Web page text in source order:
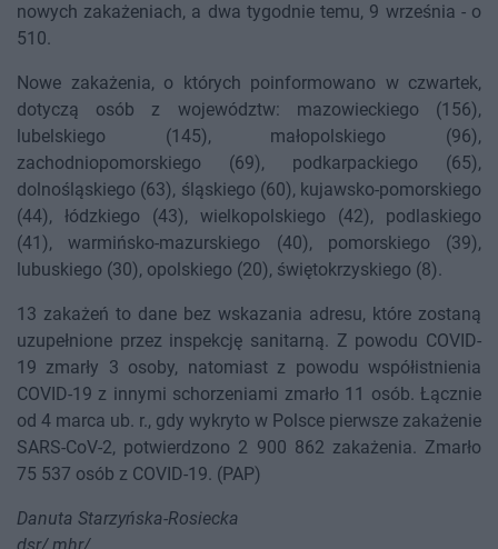
nowych zakażeniach, a dwa tygodnie temu, 9 września - o
510.
Nowe zakażenia, o których poinformowano w czwartek,
dotyczą osób z województw: mazowieckiego (156),
lubelskiego (145), małopolskiego (96),
zachodniopomorskiego (69), podkarpackiego (65),
dolnośląskiego (63), śląskiego (60), kujawsko-pomorskiego
(44), łódzkiego (43), wielkopolskiego (42), podlaskiego
(41), warmińsko-mazurskiego (40), pomorskiego (39),
lubuskiego (30), opolskiego (20), świętokrzyskiego (8).
13 zakażeń to dane bez wskazania adresu, które zostaną
uzupełnione przez inspekcję sanitarną. Z powodu COVID-
19 zmarły 3 osoby, natomiast z powodu współistnienia
COVID-19 z innymi schorzeniami zmarło 11 osób. Łącznie
od 4 marca ub. r., gdy wykryto w Polsce pierwsze zakażenie
SARS-CoV-2, potwierdzono 2 900 862 zakażenia. Zmarło
75 537 osób z COVID-19. (PAP)
Danuta Starzyńska-Rosiecka